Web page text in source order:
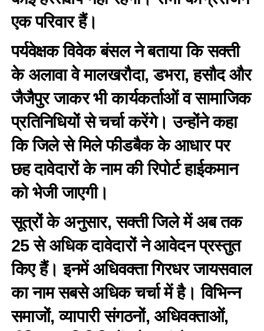
एक परिवार हैं।
पर्यवेक्षक विवेक बंसल ने बताया कि सक्ती
के अलावा वे मालखरौदा, डभरा, हसौद और
जैजैपुर जाकर भी कार्यकर्ताओं व सामाजिक
प्रतिनिधियों से चर्चा करेंगे। उन्होंने कहा
कि जिले से मिले फीडबैक के आधार पर
छह दावेदारों के नाम की रिपोर्ट हाईकमान
को भेजी जाएगी।
सूत्रों के अनुसार, सक्ती जिले में अब तक
25 से अधिक दावेदारों ने आवेदन प्रस्तुत
किए हैं। इनमें अधिवक्ता गिरधर जायसवाल
का नाम सबसे अधिक चर्चा में है। विभिन्न
समाजों, व्यापारी संगठनों, अधिवक्ताओं,